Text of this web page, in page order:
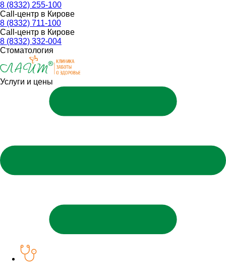
8 (8332) 255-100
Call-центр в Кирове
8 (8332) 711-100
Call-центр в Кирове
8 (8332) 332-004
Стоматология
Услуги и цены